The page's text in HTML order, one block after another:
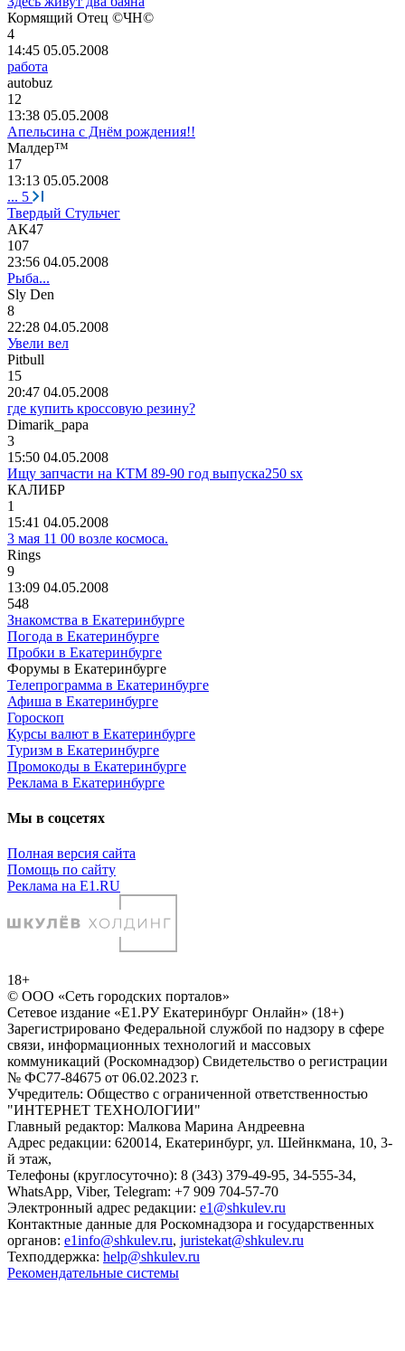
Кормящий Отец ©ЧН©
4
14:45 05.05.2008
работа
autobuz
12
13:38 05.05.2008
Апельсина с Днём рождения!!
Малдер™
17
13:13 05.05.2008
... 5
Твердый Стульчег
AK47
107
23:56 04.05.2008
Рыба...
Sly Den
8
22:28 04.05.2008
Увели вел
Pitbull
15
20:47 04.05.2008
где купить кроссовую резину?
Dimarik_papa
3
15:50 04.05.2008
Ищу запчасти на КТМ 89-90 год выпуска250 sx
КАЛИБР
1
15:41 04.05.2008
3 мая 11 00 возле космоса.
Rings
9
13:09 04.05.2008
548
Знакомства в Екатеринбурге
Погода в Екатеринбурге
Пробки в Екатеринбурге
Форумы в Екатеринбурге
Телепрограмма в Екатеринбурге
Афиша в Екатеринбурге
Гороскоп
Курсы валют в Екатеринбурге
Туризм в Екатеринбурге
Промокоды в Екатеринбурге
Реклама в Екатеринбурге
Мы в соцсетях
Полная версия сайта
Помощь по сайту
Реклама на E1.RU
18+
© ООО «Сеть городских порталов»
Сетевое издание «Е1.РУ Екатеринбург Онлайн» (18+)
Зарегистрировано Федеральной службой по надзору в сфере
связи, информационных технологий и массовых
коммуникаций (Роскомнадзор) Свидетельство о регистрации
№ ФС77-84675 от 06.02.2023 г.
Учредитель: Общество с ограниченной ответственностью
"ИНТЕРНЕТ ТЕХНОЛОГИИ"
Главный редактор: Малкова Марина Андреевна
Адрес редакции: 620014, Екатеринбург, ул. Шейнкмана, 10, 3-
й этаж,
Телефоны (круглосуточно): 8 (343) 379-49-95, 34-555-34,
WhatsApp, Viber, Telegram: +7 909 704-57-70
Электронный адрес редакции: e1@shkulev.ru
Контактные данные для Роскомнадзора и государственных
органов: e1info@shkulev.ru, juristekat@shkulev.ru
Техподдержка: help@shkulev.ru
Рекомендательные системы